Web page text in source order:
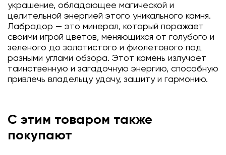
украшение, обладающее магической и
целительной энергией этого уникального камня.
Лабрадор — это минерал, который поражает
своими игрой цветов, меняющихся от голубого и
зеленого до золотистого и фиолетового под
разными углами обзора. Этот камень излучает
таинственную и загадочную энергию, способную
привлечь владельцу удачу, защиту и гармонию.
С этим товаром также
покупают